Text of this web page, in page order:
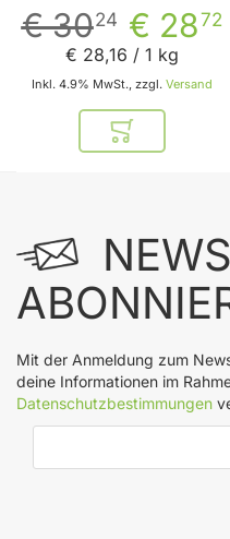
€ 2872
€ 3024
Inkl. 4.9% MwSt., zzgl. Versand
€ 28,16 / 1 kg
In den
Mit der Anmeldung zum
deine Informationen im
Datenschutzbestimmungen